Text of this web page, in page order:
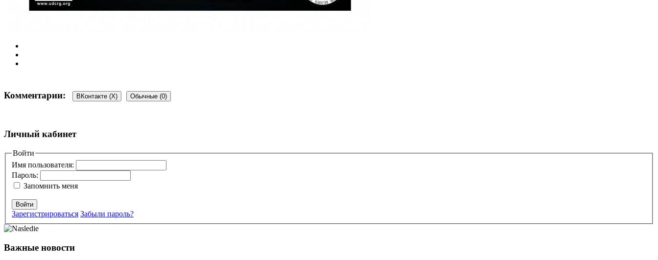
Комментарии: ВКонтакте (X) Обычные (0)
Добавить комментарий
Ваш адрес email не будет опубликован. Обязательные поля помечены*
Комментарий*
Личный кабинет
Войти
Имя пользователя:
Пароль:
Запомнить меня
Войти
Зарегистрироваться Забыли пароль?
Важные новости